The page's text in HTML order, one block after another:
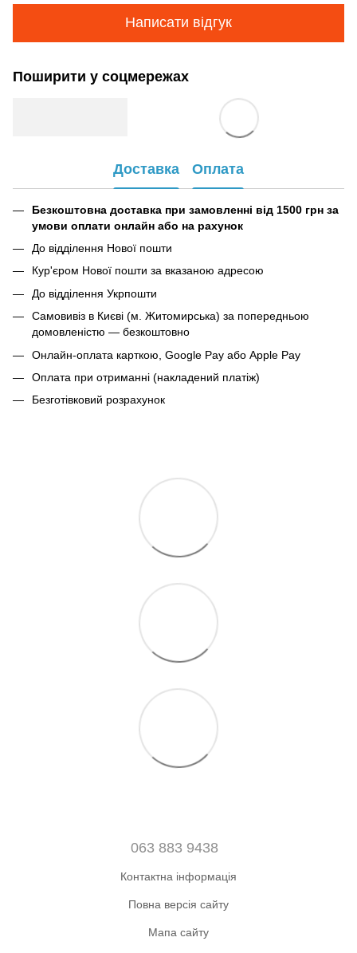
Написати відгук
Поширити у соцмережах
Доставка Оплата
Безкоштовна доставка при замовленні від 1500 грн за
умови оплати онлайн або на рахунок
До відділення Нової пошти
Кур'єром Нової пошти за вказаною адресою
До відділення Укрпошти
Самовивіз в Києві (м. Житомирська) за попередньою
домовленістю — безкоштовно
Онлайн-оплата карткою, Google Pay або Apple Pay
Оплата при отриманні (накладений платіж)
Безготівковий розрахунок
063 883 9438
Контактна інформація
Повна версія сайту
Мапа сайту